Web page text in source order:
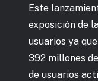
Este
exposición de
usuarios ya
392 millones
de usuarios